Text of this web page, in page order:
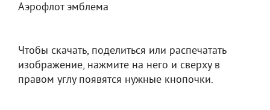
Аэрофлот эмблема
Чтобы скачать, поделиться или распечатать
изображение, нажмите на него и сверху в
правом углу появятся нужные кнопочки.